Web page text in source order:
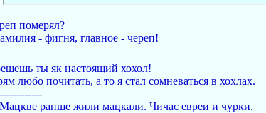
померял?
- фигня, главное - череп!
ты як настоящий хохол!
любо почитать, а то я стал сомневаться в хохлах.
ранше жили мацкали. Чичас евреи и чурки.